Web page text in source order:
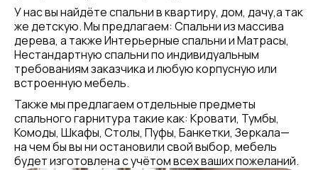
У нас вы найдёте спальни в квартиру, дом, дачу,а так
же детскую. Мы предлагаем: Спальни из массива
дерева, а также Интерьерные спальни и Матрасы,
Нестандартную спальни по индивидуальным
требованиям заказчика и любую корпусную или
встроенную мебель.
Также мы предлагаем отдельные предметы
спального гарнитура такие как: Кровати, Тумбы,
Комоды, Шкафы, Столы, Пуфы, Банкетки, Зеркала—
на чем бы вы ни остановили свой выбор, мебель
будет изготовлена с учётом всех ваших пожеланий.